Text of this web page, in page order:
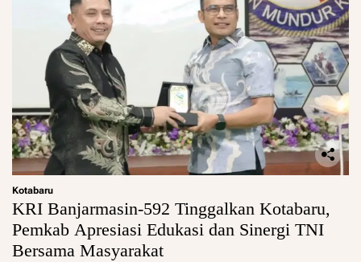
Kotabaru
KRI Banjarmasin-592 Tinggalkan Kotabaru,
Pemkab Apresiasi Edukasi dan Sinergi TNI
Bersama Masyarakat